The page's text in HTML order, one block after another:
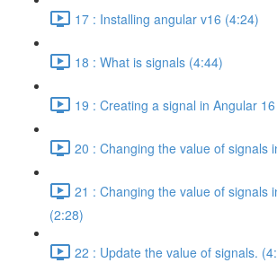
17 : Installing angular v16 (4:24)
18 : What is signals (4:44)
19 : Creating a signal in Angular
20 : Changing the value of signals
21 : Changing the value of signals
(2:28)
22 : Update the value of signals.